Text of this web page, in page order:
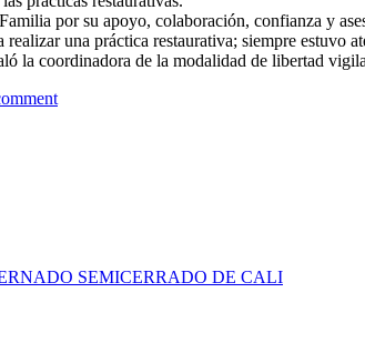
por su apoyo, colaboración, confianza y
una práctica restaurativa; siempre estuvo
la coordinadora de la modalidad de libertad
SEMICERRADO DE CALI